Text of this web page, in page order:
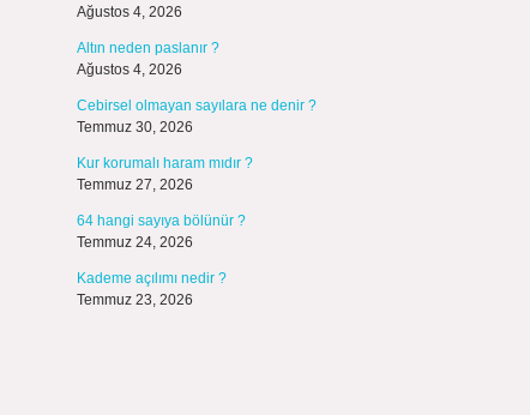
Ağustos 4, 2026
Altın neden paslanır ?
Ağustos 4, 2026
Cebirsel olmayan sayılara ne denir ?
Temmuz 30, 2026
Kur korumalı haram mıdır ?
Temmuz 27, 2026
64 hangi sayıya bölünür ?
Temmuz 24, 2026
Kademe açılımı nedir ?
Temmuz 23, 2026